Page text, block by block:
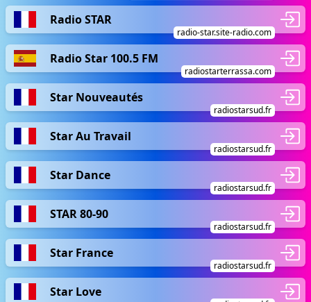
Radio STAR
radio-star.site-radio.com
Radio Star 100.5 FM
radiostarterrassa.com
Star Nouveautés
radiostarsud.fr
Star Au Travail
radiostarsud.fr
Star Dance
radiostarsud.fr
STAR 80-90
radiostarsud.fr
Star France
radiostarsud.fr
Star Love